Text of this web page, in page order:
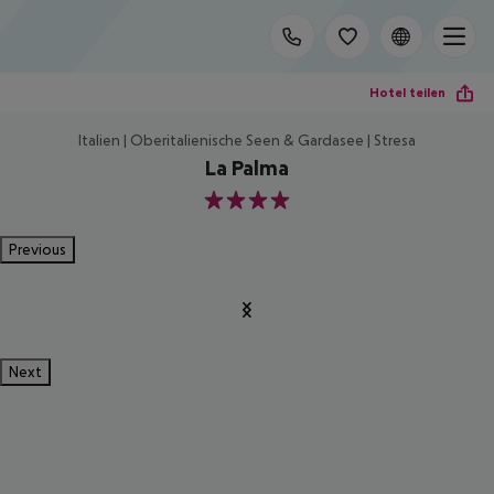
Hotel teilen
Italien | Oberitalienische Seen & Gardasee | Stresa
La Palma
4
Previous
Next